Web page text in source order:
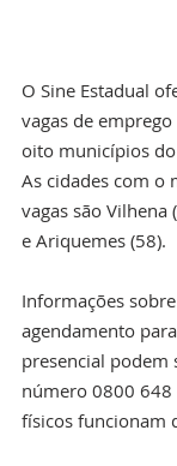
O Sine Estadual
vagas de
oito municípios
As cidades com o
vagas são Vilhena
e Ariquemes (58).
Informações
agendamento
presencial podem
número 0800
físicos funcionam